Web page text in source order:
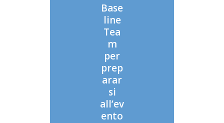
Base
line
Tea
m
per
prep
arar
si
all’ev
ento